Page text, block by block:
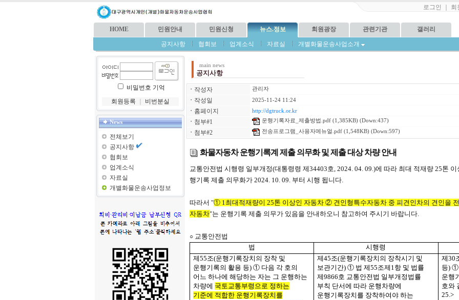
로그인 회
HOME 민원안내 민원신청 뉴스.정보 회원광장 관련기관 갤러리
공지사항 협회보 업계소식 자료실 개별화물운송사업소개
비밀번호 기억
회원등록
비번분실
News
전체보기
공지사항
협회보
업계소식
자료실
개별화물운송사업정보
main news
공지사항
ㆍ 작성자 관리자
ㆍ 작성일 2025-11-24 11:24
ㆍ 홈페이지 http://dgtruck.or.kr
ㆍ 첨부#1 운행기록자료_제출방법.pdf (1,385KB) (Down:437)
ㆍ 첨부#2 전송프로그램_사용자메뉴얼.pdf (1,548KB) (Down:597)
화물자동차 운행기록계 제출 의무화 및 제출 대상 차량 안내
교통안전법 시행령 일부개정(대통령령 제34403호, 2024. 04. 09.)에 따라 최대 적재량 25톤
행기록 제출 의무화가 2024. 10. 09. 부터 시행 됩니다.
따라서 "① 1최대적재량이 25톤 이상인 자동차 ② 견인형특수자동차 중 피견인차의 견인을
자동차"는 운행기록 제출 의무가 있음을 안내하오니 참고하여 주시기 바랍니다.
○ 교통안전법
법
시행령
제55조(운행기록장치의 장착 및
운행기록의 활용 등)① 다음 각 호의
어느 하나에 해당하는 자는 그 운행하는
차량에 국토교통부령으로 정하는
기준에 적합한 운행기록장치를
제45조(운행기록장치의 장착시기 및
보관기간)① 법 제55조제 1항 및 법률
제9866호 교통안전법 일부개정법률
부칙 단서에 따라 운행차량에
운행기록장치를 장착하여야 하는
제30
등)①
운행
호와
25.>